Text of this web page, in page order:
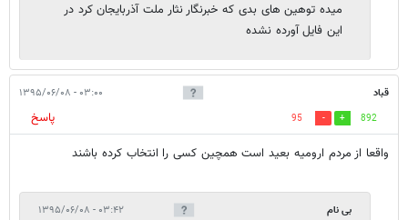
میده توهین های بدی که خبرنگار نثار ملت آذربایجان کرد در
این فایل آورده نشده
قباد ۰۳:۰۰ - ۱۳۹۵/۰۶/۰۸
892
95
پاسخ
واقعا از مردم ارومیه بعید است همچین کسی را انتخاب کرده باشند
بی نام ۰۳:۴۲ - ۱۳۹۵/۰۶/۰۸